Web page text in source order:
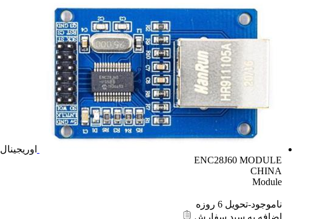
اوریجینال
ENC28J60 MODULE
CHINA
Module
ناموجود-تحویل 6 روزه
اضافه به سبد سفارش